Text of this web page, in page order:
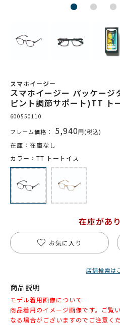
スマホイージー
スマホイージー パッケー
ピント調節サポート)TT ト
600550110
フレーム価格： 5,940円(税込)
在庫：在庫なし
カラー：TT トートイス
在庫があ
お気に入り
店舗検索は
商品説明
モデル着用画像について
商品着用のイメージ画像です。ご覧
なる場合がございますのでご注意くだ